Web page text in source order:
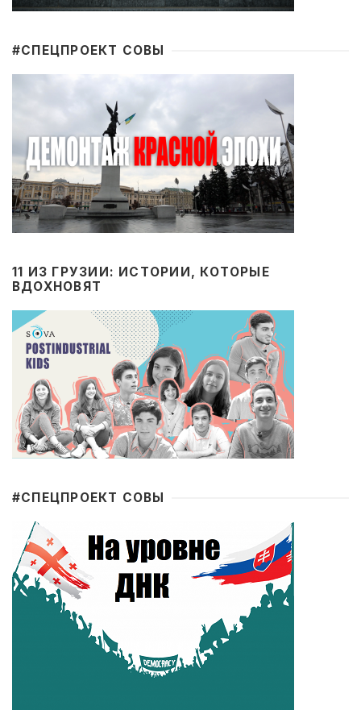
#CПЕЦПРОЕКТ СОВЫ
11 ИЗ ГРУЗИИ: ИСТОРИИ, КОТОРЫЕ
ВДОХНОВЯТ
#CПЕЦПРОЕКТ СОВЫ